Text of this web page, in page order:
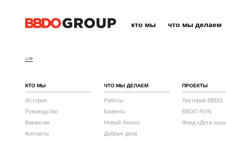
кто мы что мы делаем
-->
КТО МЫ
История
Руководство
Вакансии
Контакты
ЧТО МЫ ДЕЛАЕМ
Работы
Клиенты
Новый бизнес
Добрые дела
ПРОЕКТЫ
Лекторий BBDO
BBDO RUN
Фонд «Дети